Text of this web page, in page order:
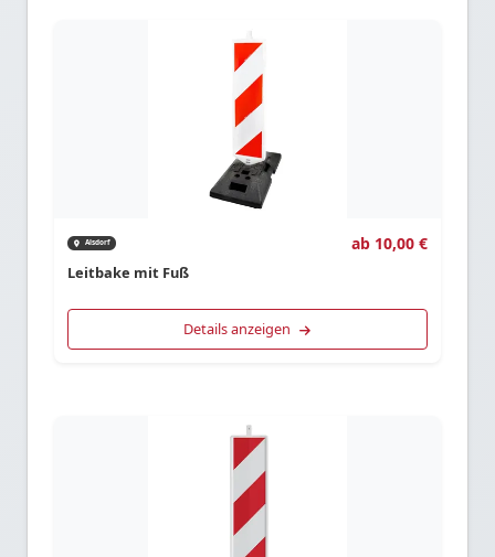
Alsdorf ab 10,00 €
Leitbake mit Fuß
Details anzeigen